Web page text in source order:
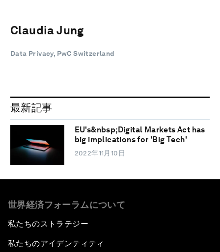
Claudia Jung
Data Privacy, PwC Switzerland
最新記事
EU's&nbsp;Digital Markets Act has
big implications for 'Big Tech'
2022年11月10日
世界経済フォーラムについて
私たちのストラテジー
私たちのアイデンティティ